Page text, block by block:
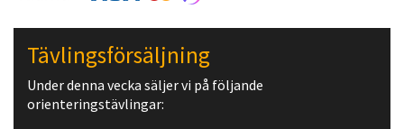
Tävlingsförsäljning
Under denna vecka säljer vi på följande
orienteringstävlingar: